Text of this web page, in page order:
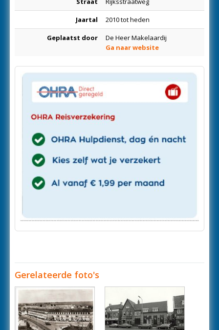
Jaartal 2010 tot heden
Geplaatst door
De Heer Makelaardij
Ga naar website
Gerelateerde foto's